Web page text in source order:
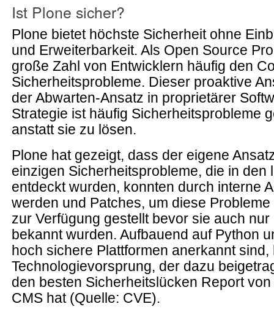
Ist Plone sicher?
Plone bietet höchste Sicherheit ohne
und Erweiterbarkeit. Als Open Source
große Zahl von Entwicklern häufig den
Sicherheitsprobleme. Dieser proaktive
der Abwarten-Ansatz in proprietärer
Strategie ist häufig Sicherheitsprobleme
anstatt sie zu lösen.
Plone hat gezeigt, dass der eigene
einzigen Sicherheitsprobleme, die in den
entdeckt wurden, konnten durch interne
werden und Patches, um diese
zur Verfügung gestellt bevor sie auch
bekannt wurden. Aufbauend auf Python
hoch sichere Plattformen anerkannt sind,
Technologievorsprung, der dazu
den besten Sicherheitslücken Report
CMS hat (Quelle: CVE).